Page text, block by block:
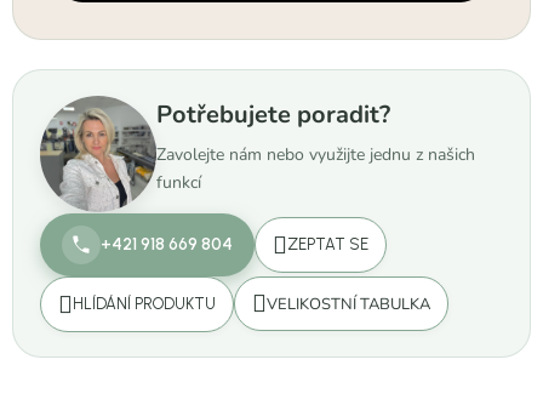
Potřebujete poradit?
Zavolejte nám nebo využijte jednu z našich
funkcí
+421 918 669 804 ZEPTAT SE
HLÍDÁNÍ PRODUKTU VELIKOSTNÍ TABULKA